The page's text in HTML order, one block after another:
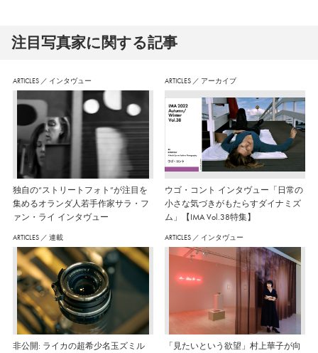
注⽬写真家に関する記事
ARTICLES ／ インタヴュー
独自の“ストリートフォト”が注目を
集めるオランダ人若手作家サラ・フ
ァン・ライ インタヴュー
ARTICLES ／ アーカイブ
ウゴ・コント インタヴュー「日常の
小さな気づきがもたらすダイナミズ
ム」【IMA Vol.38特集】
ARTICLES ／ 連載
非公開: ライカの超希少名玉ズミル
ARTICLES ／ インタヴュー
「見たいという欲望」村上華子が向